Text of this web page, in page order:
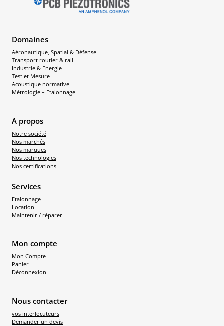
Domaines
Aéronautique, Spatial & Défense
Transport routier & rail
Industrie & Energie
Test et Mesure
Acoustique normative
Métrologie – Etalonnage
A propos
Notre société
Nos marchés
Nos marques
Nos technologies
Nos certifications
Services
Etalonnage
Location
Maintenir / réparer
Mon compte
Mon Compte
Panier
Déconnexion
Nous contacter
vos interlocuteurs
Demander un devis